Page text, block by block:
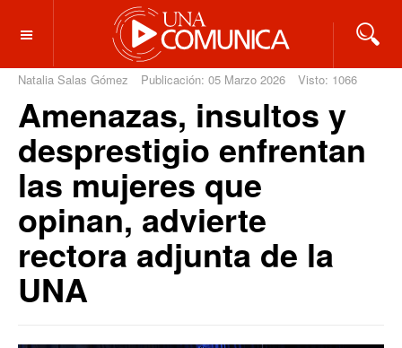
OFF CANVAS
Natalia Salas Gómez Publicación: 05 Marzo 2026 Visto: 1066
Amenazas, insultos y
desprestigio enfrentan
las mujeres que
opinan, advierte
rectora adjunta de la
UNA